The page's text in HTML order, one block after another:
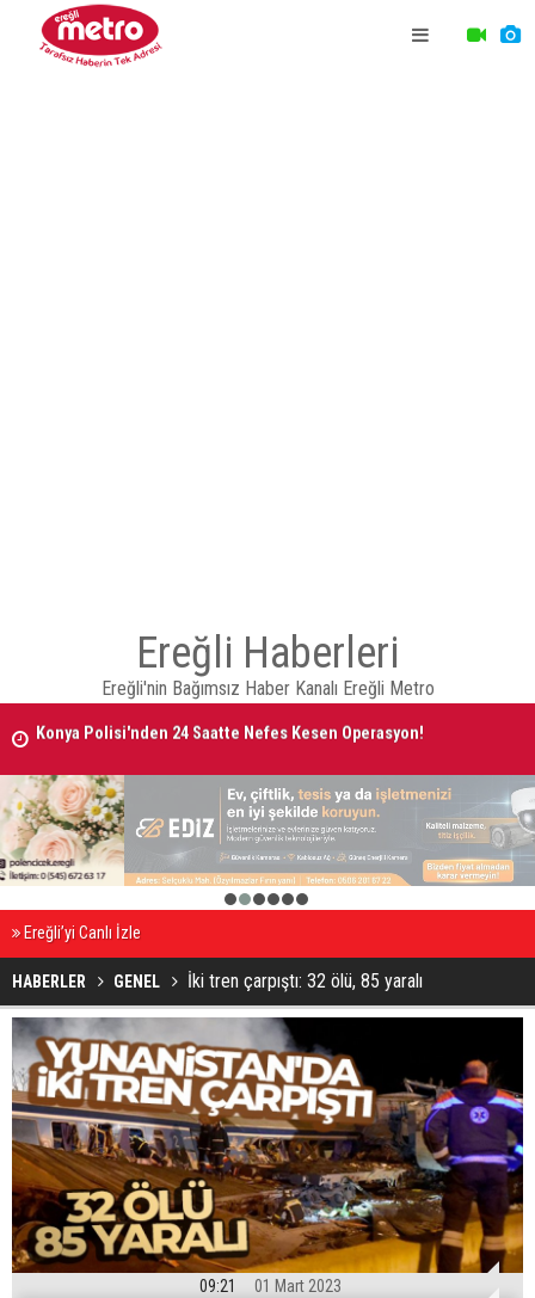
Ereğli Haberleri
Ereğli'nin Bağımsız Haber Kanalı Ereğli Metro
Konya Polisi'nden 24 Saatte Nefes Kesen Operasyon!
AVRUPA BİSİKLET BAŞKENTİ KONYA'DA BİSİKLET FESTİVALİ
BAŞLADI
2 3 4 5 6
Ereğli’yi Canlı İzle
HABERLER GENEL İki tren çarpıştı: 32 ölü, 85 yaralı
09:21 01 Mart 2023